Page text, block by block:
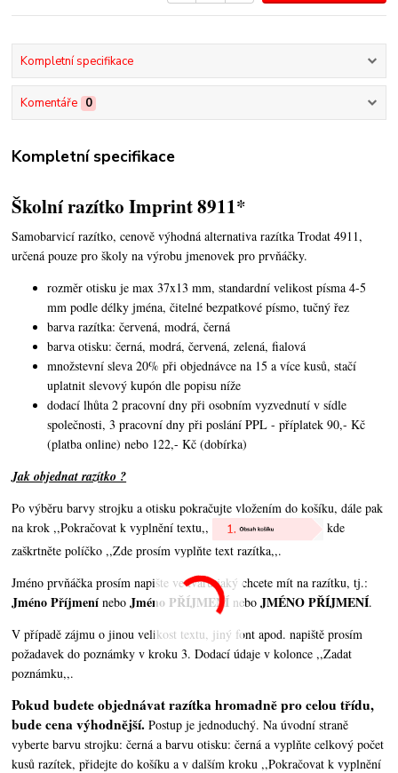
Kompletní specifikace
Komentáře 0
Kompletní specifikace
Školní razítko Imprint 8911*
Samobarvicí razítko, cenově výhodná alternativa razítka Trodat 4911,
určená pouze pro školy na výrobu jmenovek pro prvňáčky.
rozměr otisku je max 37x13 mm, standardní velikost písma 4-5
mm podle délky jména, čitelné bezpatkové písmo, tučný řez
barva razítka: červená, modrá, černá
barva otisku: černá, modrá, červená, zelená, fialová
množstevní sleva 20% při objednávce na 15 a více kusů, stačí
uplatnit slevový kupón dle popisu níže
dodací lhůta 2 pracovní dny při osobním vyzvednutí v sídle
společnosti, 3 pracovní dny při poslání PPL - příplatek 90,- Kč
(platba online) nebo 122,- Kč (dobírka)
Jak objednat razítko ?
Po výběru barvy strojku a otisku pokračujte vložením do košíku, dále pak
na krok ,,Pokračovat k vyplnění textu,,
kde
zaškrtněte políčko ,,Zde prosím vyplňte text razítka,,.
Jméno prvňáčka prosím napište ve tvaru jaký chcete mít na razítku, tj.:
Jméno Příjmení neboJméno PŘÍJMENÍ neboJMÉNO PŘÍJMENÍ.
V případě zájmu o jinou velikost textu, jiný font apod. napiště prosím
požadavek do poznámky v kroku 3. Dodací údaje v kolonce ,,Zadat
poznámku,,.
Pokud budete objednávat razítka hromadně pro celou třídu,
bude cena výhodnější. Postup je jednoduchý. Na úvodní straně
vyberte barvu strojku: černá a barvu otisku: černá a vyplňte celkový počet
kusů razítek, přidejte do košíku a v dalším kroku ,,Pokračovat k vyplnění